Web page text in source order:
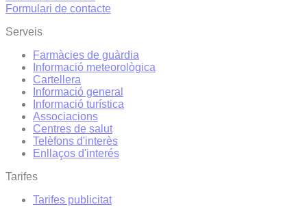
Formulari de contacte
Serveis
Farmàcies de guàrdia
Informació meteorològica
Cartellera
Informació general
Informació turística
Associacions
Centres de salut
Telèfons d'interès
Enllaços d'interés
Tarifes
Tarifes publicitat